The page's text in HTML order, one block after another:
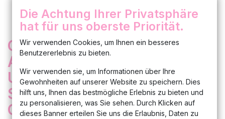
Clutch Damentasche
Abendtasche
Umhängetasche
Schultertasche Etui
Geldbörse
Die Achtung Ihrer Privatsphäre
hat für uns oberste Priorität.
Wir verwenden Cookies, um Ihnen ein besseres
Benutzererlebnis zu bieten.
Wir verwenden sie, um Informationen über Ihre
Gewohnheiten auf unserer Website zu speichern. Dies
hilft uns, Ihnen das bestmögliche Erlebnis zu bieten und
zu personalisieren, was Sie sehen. Durch Klicken auf
dieses Banner erteilen Sie uns die Erlaubnis, Daten zu